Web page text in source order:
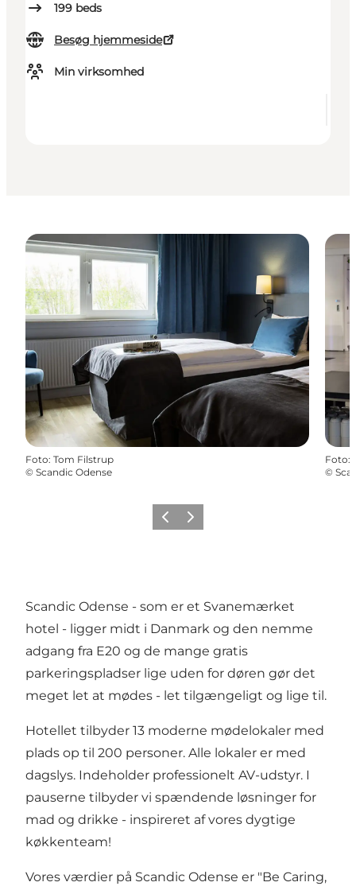
199 beds
Besøg hjemmeside
Min virksomhed
Foto: Tom Filstrup
© Scandic Odense
Foto:
©
ForrigeNæste
Scandic Odense - som er et Svanemærket
hotel - ligger midt i Danmark og den nemme
adgang fra E20 og de mange gratis
parkeringspladser lige uden for døren gør det
meget let at mødes - let tilgængeligt og lige til.
Hotellet tilbyder 13 moderne mødelokaler med
plads op til 200 personer. Alle lokaler er med
dagslys. Indeholder professionelt AV-udstyr. I
pauserne tilbyder vi spændende løsninger for
mad og drikke - inspireret af vores dygtige
køkkenteam!
Vores værdier på Scandic Odense er "Be Caring,